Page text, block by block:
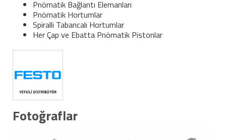
Pnömatik Bağlantı Elemanları
Pnömatik Hortumlar
Spiralli Tabancalı Hortumlar
Her Çap ve Ebatta Pnömatik Pistonlar
Fotoğraflar